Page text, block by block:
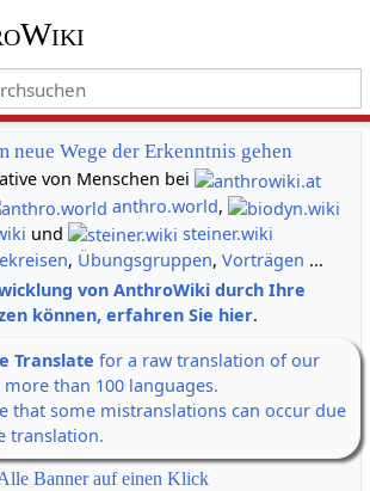
neue Wege der Erkenntnis gehen
von Menschen bei
anthro.world,
und
steiner.wiki
, Übungsgruppen, Vorträgen ...
von AnthroWiki durch Ihre
können, erfahren Sie hier.
Translate for a raw translation of our
than 100 languages.
that some mistranslations can occur due
translation.
Banner auf einen Klick